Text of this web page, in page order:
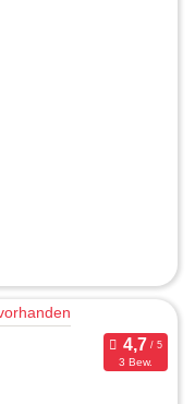
3 Bew.